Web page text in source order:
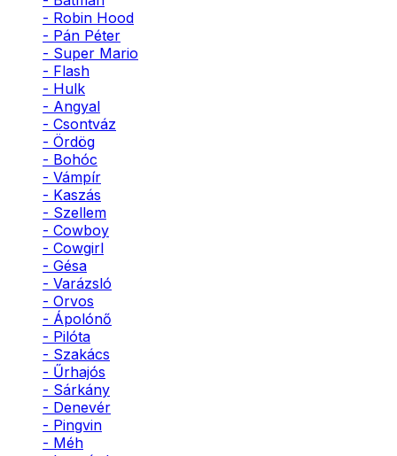
- Robin Hood
- Pán Péter
- Super Mario
- Flash
- Hulk
- Angyal
- Csontváz
- Ördög
- Bohóc
- Vámpír
- Kaszás
- Szellem
- Cowboy
- Cowgirl
- Gésa
- Varázsló
- Orvos
- Ápolónő
- Pilóta
- Szakács
- Űrhajós
- Sárkány
- Denevér
- Pingvin
- Méh